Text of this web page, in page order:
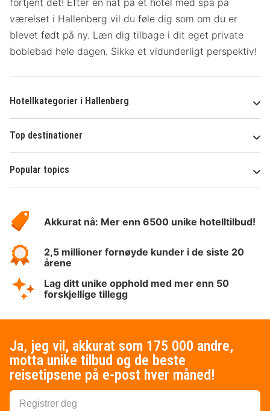
fortjent det! Efter en nat på et hotel med spa på
værelset i Hallenberg vil du føle dig som om du er
blevet født på ny. Læn dig tilbage i dit eget private
boblebad hele dagen. Sikke et vidunderligt perspektiv!
Hotellkategorier i Hallenberg
Top destinationer
Popular topics
Hotelspecials
Akkurat nå: Mer enn 6500 unike hotelltilbud!
2,5 millioner fornøyde kunder i de siste 20
årene
Lag ditt unike opphold med mer enn 50
forskjellige tillegg
Ja, jeg vil, akkurat som 175 000 andre,
motta unike tilbud og de beste
reisetipsene på e-post hver måned!